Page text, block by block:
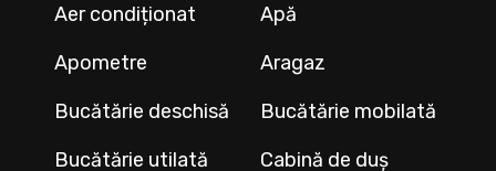
Aer condiționat
Apă
Apometre
Aragaz
Bucătărie deschisă
Bucătărie mobilată
Bucătărie utilată
Cabină de duș